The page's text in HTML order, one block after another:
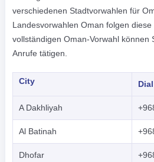
verschiedenen Stadtvorwahlen für
Landesvorwahlen Oman folgen
vollständigen Oman-Vorwahl können
Anrufe tätigen.
City
A Dakhliyah
Al Batinah
Dhofar